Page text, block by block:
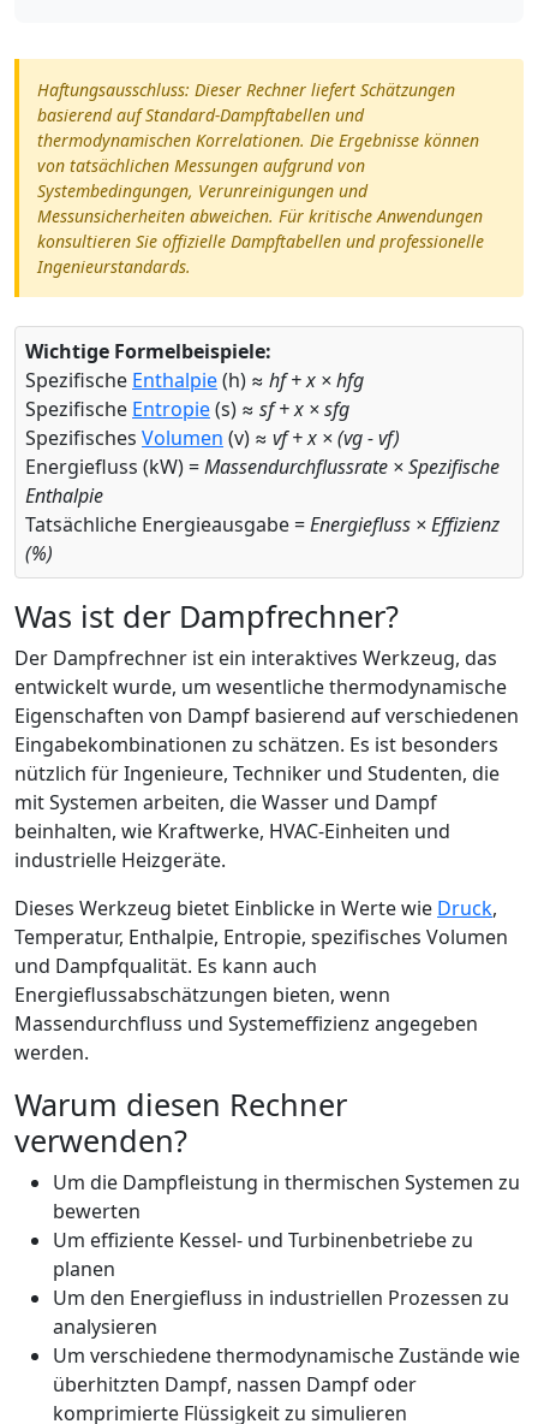
Haftungsausschluss: Dieser Rechner liefert Schätzungen
basierend auf Standard-Dampftabellen und
thermodynamischen Korrelationen. Die Ergebnisse können
von tatsächlichen Messungen aufgrund von
Systembedingungen, Verunreinigungen und
Messunsicherheiten abweichen. Für kritische Anwendungen
konsultieren Sie offizielle Dampftabellen und professionelle
Ingenieurstandards.
Wichtige Formelbeispiele:
Spezifische Enthalpie(h) ≈ hf + x × hfg
Spezifische Entropie(s) ≈ sf + x × sfg
Spezifisches Volumen (v) ≈ vf + x × (vg - vf)
Energiefluss (kW) =Massendurchflussrate × Spezifische
Enthalpie
Tatsächliche Energieausgabe =Energiefluss × Effizienz
(%)
Was ist der Dampfrechner?
Der Dampfrechner ist ein interaktives Werkzeug, das
entwickelt wurde, um wesentliche thermodynamische
Eigenschaften von Dampf basierend auf verschiedenen
Eingabekombinationen zu schätzen. Es ist besonders
nützlich für Ingenieure, Techniker und Studenten, die
mit Systemen arbeiten, die Wasser und Dampf
beinhalten, wie Kraftwerke, HVAC-Einheiten und
industrielle Heizgeräte.
Dieses Werkzeug bietet Einblicke in Werte wie Druck,
Temperatur, Enthalpie, Entropie, spezifisches Volumen
und Dampfqualität. Es kann auch
Energieflussabschätzungen bieten, wenn
Massendurchfluss und Systemeffizienz angegeben
werden.
Warum diesen Rechner
verwenden?
Um die Dampfleistung in thermischen Systemen zu
bewerten
Um effiziente Kessel- und Turbinenbetriebe zu
planen
Um den Energiefluss in industriellen Prozessen zu
analysieren
Um verschiedene thermodynamische Zustände wie
überhitzten Dampf, nassen Dampf oder
komprimierte Flüssigkeit zu simulieren